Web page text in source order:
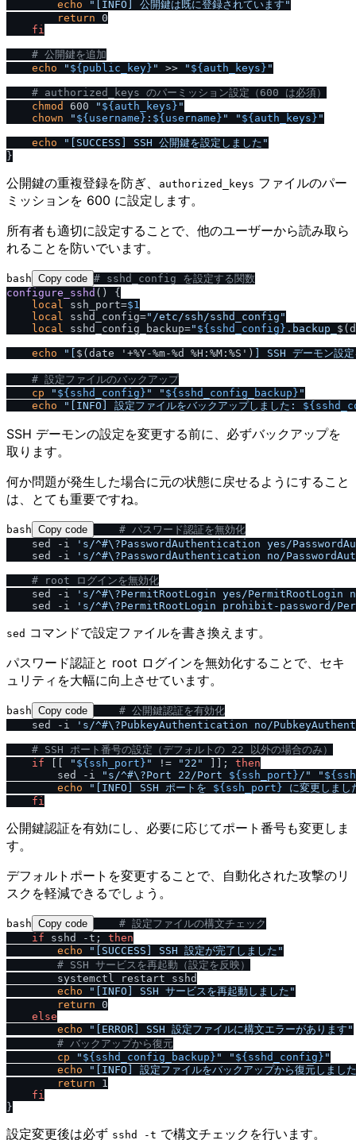
echo
"[INFO] 公開鍵は既に登録されています"
return 0
fi
# 公開鍵を追加
echo
" ${public_key} " >> " ${auth_keys} "
# authorized_keys のパーミッション設定（600 は必須）
chmod
600 " ${auth_keys} "
chown
" ${username} : ${username} " " ${auth_keys} "
echo
"[SUCCESS] SSH 公開鍵を設定しました"
公開鍵の重複登録を防ぎ、 authorized_keys ファイルのパー
ミッションを 600 に設定します。
所有者も適切に設定することで、他のユーザーから読み取ら
れることを防いでいます。
bash Copy code # sshd_config を設定する関数
configure_sshd () {
local
ssh_port=$1
local
sshd_config=" /etc /ssh /sshd_config"
local
sshd_config_backup=" ${sshd_config} .backup_
echo "[ $(date '+%Y-%m-%d %H:%M:%S') ] SSH デーモン設
# 設定ファイルのバックアップ
cp
" ${sshd_config} " " ${sshd_config_backup} "
echo
"[INFO] 設定ファイルをバックアップしました:
SSH デーモンの設定を変更する前に、必ずバックアップを
取ります。
何か問題が発生した場合に元の状態に戻せるようにすること
は、とても重要ですね。
bash Copy code
# パスワード認証を無効化
    sed -i
's /^#\?PasswordAuthentication yes /
    sed -i
's /^#\?PasswordAuthentication no /
# root ログインを無効化
    sed -i
's /^#\?PermitRootLogin yes /PermitRootLogin
    sed -i
's /^#\?PermitRootLogin prohibit-password /
sed コマンドで設定ファイルを書き換えます。
パスワード認証と root ログインを無効化することで、セキ
ュリティを大幅に向上させています。
bash Copy code
# 公開鍵認証を有効化
    sed -i
's /^#\?PubkeyAuthentication no /
# SSH ポート番号の設定（デフォルトの 22 以外の場合のみ）
if [[ " ${ssh_port} " != "22" ]]; then
        sed -i
"s /^#\?Port 22 /Port ${ssh_port} / " "
echo
"[INFO] SSH ポートを ${ssh_port} に変更しまし
fi
公開鍵認証を有効にし、必要に応じてポート番号も変更しま
す。
デフォルトポートを変更することで、自動化された攻撃のリ
スクを軽減できるでしょう。
bash Copy code
# 設定ファイルの構文チェック
if sshd -t; then
echo
"[SUCCESS] SSH 設定が完了しました"
# SSH サービスを再起動（設定を反映）
        systemctl restart sshd
echo
"[INFO] SSH サービスを再起動しました"
return 0
else
echo
"[ERROR] SSH 設定ファイルに構文エラーがあります"
# バックアップから復元
cp
" ${sshd_config_backup} " " ${sshd_config} "
echo
"[INFO] 設定ファイルをバックアップから復元しまし
return 1
fi
設定変更後は必ず sshd -t で構文チェックを行います。